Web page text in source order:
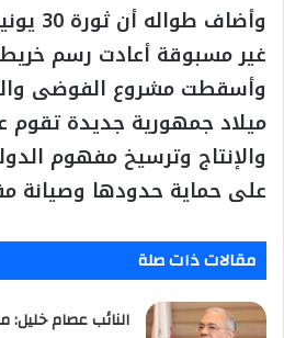
وأضاف
غير مسبوقة أعادت رسم
وأسقطت مشروع الفوضى
ميلاد جمهورية جديدة تقوم
والإنتاج وترسيخ مفهوم
على حماية حدودها وصيانة
مقالات ذات صلة
النائب عصام